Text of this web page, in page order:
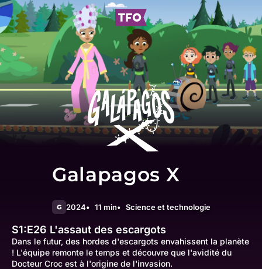
Galapagos X
G 2024 11 min Science et technologie
S1:E26 L'assaut des escargots
Dans le futur, des hordes d'escargots envahissent la planète
! L'équipe remonte le temps et découvre que l'avidité du
Docteur Croc est à l'origine de l'invasion.